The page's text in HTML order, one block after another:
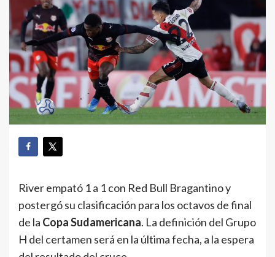
River empató 1 a 1 con Red Bull Bragantino y
postergó su clasificación para los octavos de final
de la Copa Sudamericana. La definición del Grupo
H del certamen será en la última fecha, a la espera